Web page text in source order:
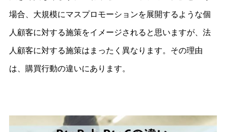
場合、大規模にマスプロモーションを展開するような個
人顧客に対する施策をイメージされると思いますが、法
人顧客に対する施策はまったく異なります。その理由
は、購買行動の違いにあります。